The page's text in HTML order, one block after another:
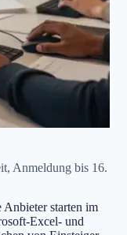
Anmeldung bis 16.
starten im
Excel- und